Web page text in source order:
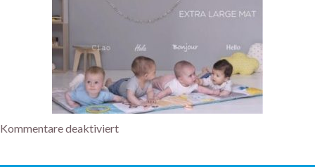
Kommentare deaktiviert